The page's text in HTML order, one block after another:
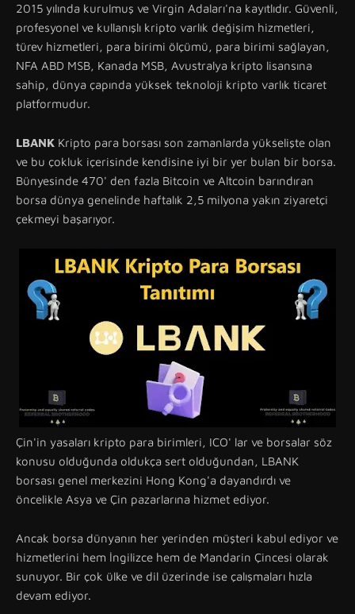
2015 yılında kurulmuş ve Virgin Adaları'na kayıtlıdır. Güvenli,
profesyonel ve kullanışlı kripto varlık değişim hizmetleri,
türev hizmetleri, para birimi ölçümü, para birimi sağlayan,
NFA ABD MSB, Kanada MSB, Avustralya kripto lisansına
sahip, dünya çapında yüksek teknoloji kripto varlık ticaret
platformudur.
LBANK Kripto para borsası son zamanlarda yükselişte olan
ve bu çokluk içerisinde kendisine iyi bir yer bulan bir borsa.
Bünyesinde 470' den fazla Bitcoin ve Altcoin barındıran
borsa dünya genelinde haftalık 2,5 milyona yakın ziyaretçi
çekmeyi başarıyor.
Çin'in yasaları kripto para birimleri, ICO' lar ve borsalar söz
konusu olduğunda oldukça sert olduğundan, LBANK
borsası genel merkezini Hong Kong'a dayandırdı ve
öncelikle Asya ve Çin pazarlarına hizmet ediyor.
Ancak borsa dünyanın her yerinden müşteri kabul ediyor ve
hizmetlerini hem İngilizce hem de Mandarin Çincesi olarak
sunuyor. Bir çok ülke ve dil üzerinde ise çalışmaları hızla
devam ediyor.